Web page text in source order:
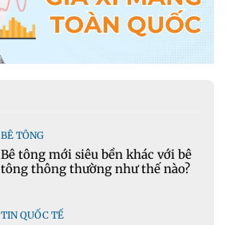
BÊ TÔNG
Bê tông mới siêu bền khác với bê
tông thông thường như thế nào?
TIN QUỐC TẾ